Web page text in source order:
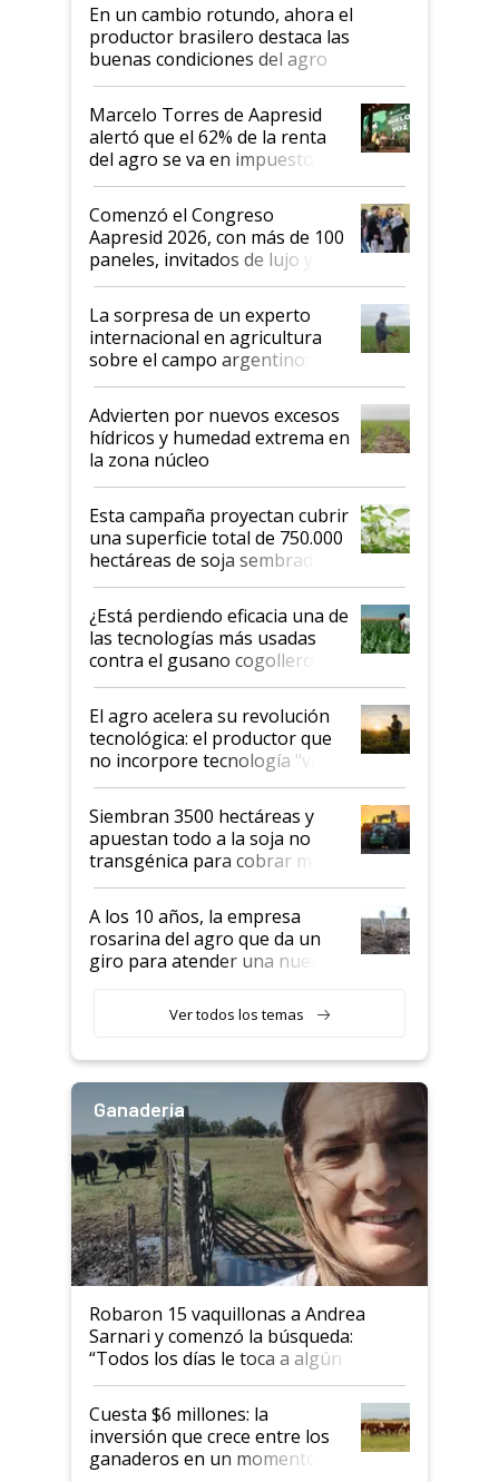
En un cambio rotundo, ahora el
productor brasilero destaca las
buenas condiciones del agro
argentino para invertir: "Los veo
más motivados"
Marcelo Torres de Aapresid
alertó que el 62% de la renta
del agro se va en impuestos:
"No es bueno que en
Argentina se sigan discutiendo
las mismas cosas de hace 50
años"
Comenzó el Congreso
Aapresid 2026, con más de 100
paneles, invitados de lujo y
todas las tendencias
La sorpresa de un experto
internacional en agricultura
sobre el campo argentino:
"Estoy muy impresionado"
Advierten por nuevos excesos
hídricos y humedad extrema en
la zona núcleo
Esta campaña proyectan cubrir
una superficie total de 750.000
hectáreas de soja sembradas
con una nueva generación de
variedades que marcan un
salto tecnológico en genética y
rendimiento
¿Está perdiendo eficacia una de
las tecnologías más usadas
contra el gusano cogollero? El
desafío de una tecnología clave
El agro acelera su revolución
tecnológica: el productor que
no incorpore tecnología "va a
perder el tren"
Siembran 3500 hectáreas y
apuestan todo a la soja no
transgénica para cobrar más
por tonelada: compraron un
semillero
A los 10 años, la empresa
rosarina del agro que da un
giro para atender una nueva
Ver todos los temas
Ganadería
Robaron 15 vaquillonas a Andrea
Sarnari y comenzó la búsqueda:
“Todos los días le toca a algún
productor”
Cuesta $6 millones: la
inversión que crece entre los
ganaderos en un momento